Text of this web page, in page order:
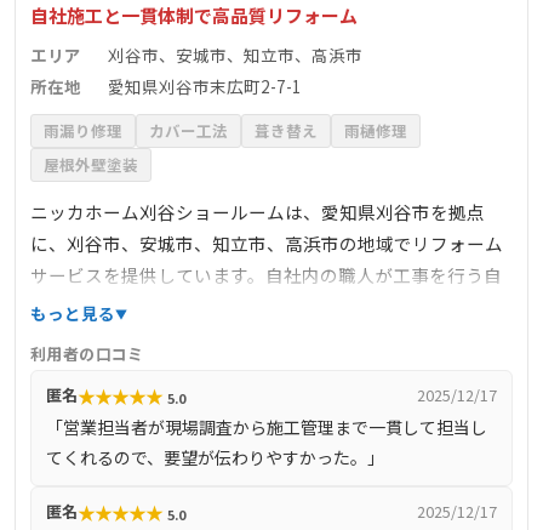
自社施工と一貫体制で高品質リフォーム
エリア
刈谷市、安城市、知立市、高浜市
所在地
愛知県刈谷市末広町2-7-1
雨漏り修理 カバー工法 葺き替え
雨樋修理
屋根外壁塗装
ニッカホーム刈谷ショールームは、愛知県刈谷市を拠点
に、刈谷市、安城市、知立市、高浜市の地域でリフォーム
サービスを提供しています。自社内の職人が工事を行う自
社施工により、コストダウンと高い施工品質を実現してい
ローまで一貫して担当する体制を整え、お客様の要望をダ
イレクトに反映しています。公式サイトでは、施工事例や
お客様の声を公開しており、現地調査や見積もりを無料で
受け付けています。
もっと見る
利用者の口コミ
匿名★★★★★ 5.0 2025/12/17
「営業担当者が現場調査から施工管理まで一貫して担当し
てくれるので、要望が伝わりやすかった。」
匿名★★★★★ 5.0 2025/12/17